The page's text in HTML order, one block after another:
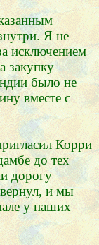
Я не
исключением
закупку
было не
вместе с
Корри
до тех
дорогу
и мы
у наших